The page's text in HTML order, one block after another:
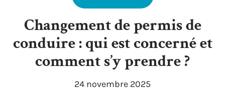
Changement de permis de
conduire : qui est concerné et
comment s’y prendre ?
24 novembre 2025